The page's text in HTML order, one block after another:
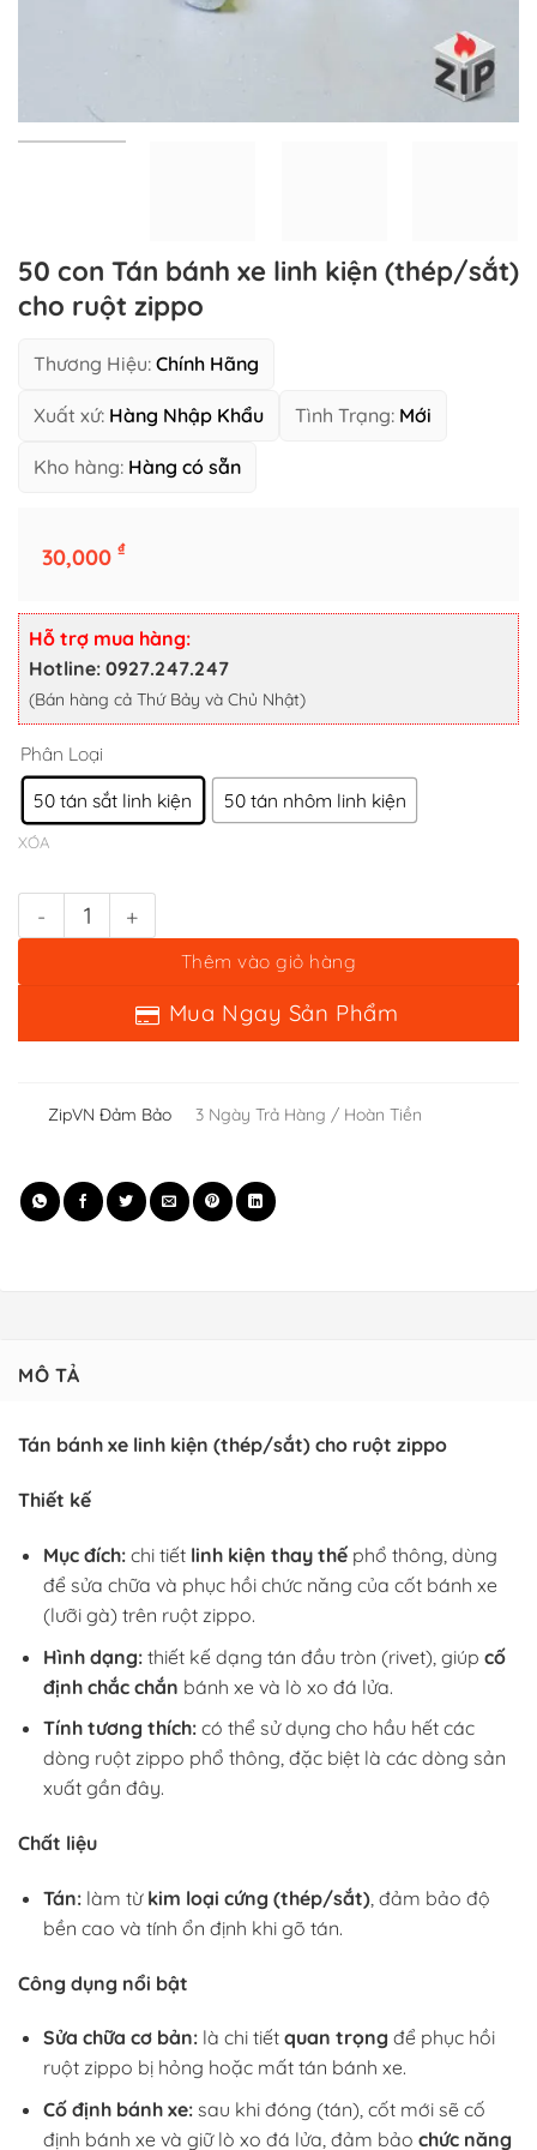
50 con Tán bánh xe linh kiện (thép/sắt)
cho ruột zippo
Thương Hiệu: Chính Hãng
Xuất xứ: Hàng Nhập Khẩu Tình Trạng: Mới
Kho hàng: Hàng có sẵn
30,000 ₫
Hỗ trợ mua hàng:
Hotline: 0927.247.247
(Bán hàng cả Thứ Bảy và Chủ Nhật)
XÓA
50 con Tán bánh xe linh kiện (thép/sắt) cho ruột zippo số lượng
Thêm vào giỏ hàng
ZipVN Đảm Bảo 3 Ngày Trả Hàng / Hoàn Tiền
MÔ TẢ
Tán bánh xe linh kiện (thép/sắt) cho ruột zippo
Thiết kế
Mục đích:chi tiết linh kiện thay thếphổ thông, dùng
để sửa chữa và phục hồi chức năng của cốt bánh xe
(lưỡi gà) trên ruột zippo.
Hình dạng:thiết kế dạng tán đầu tròn (rivet), giúp cố
định chắc chắn bánh xe và lò xo đá lửa.
Tính tương thích:có thể sử dụng cho hầu hết các
dòng ruột zippo phổ thông, đặc biệt là các dòng sản
xuất gần đây.
Chất liệu
Tán:làm từ kim loại cứng (thép/sắt), đảm bảo độ
bền cao và tính ổn định khi gõ tán.
Công dụng nổi bật
Sửa chữa cơ bản:là chi tiết quan trọng để phục hồi
ruột zippo bị hỏng hoặc mất tán bánh xe.
Cố định bánh xe:sau khi đóng (tán), cốt mới sẽ cố
định bánh xe và giữ lò xo đá lửa, đảm bảo chức năng